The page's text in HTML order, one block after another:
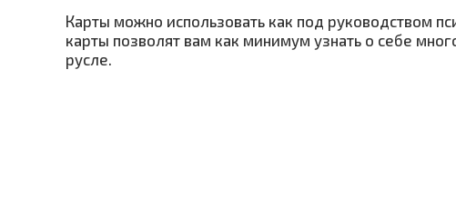
Карты можно использовать как под руководством
карты позволят вам как минимум узнать о себе
русле.